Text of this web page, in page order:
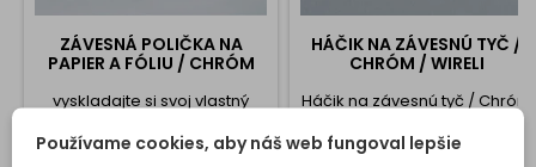
ZÁVESNÁ POLIČKA NA
PAPIER A FÓLIU / CHRÓM
vyskladajte si svoj vlastný
zavesenie poličky
HÁČIK NA ZÁVESNÚ TYČ /
CHRÓM / WIRELI
Háčik na závesnú tyč / Chróm
Používame cookies, aby náš web fungoval lepšie